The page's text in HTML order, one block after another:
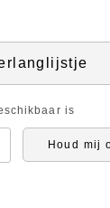
is
Houd mij